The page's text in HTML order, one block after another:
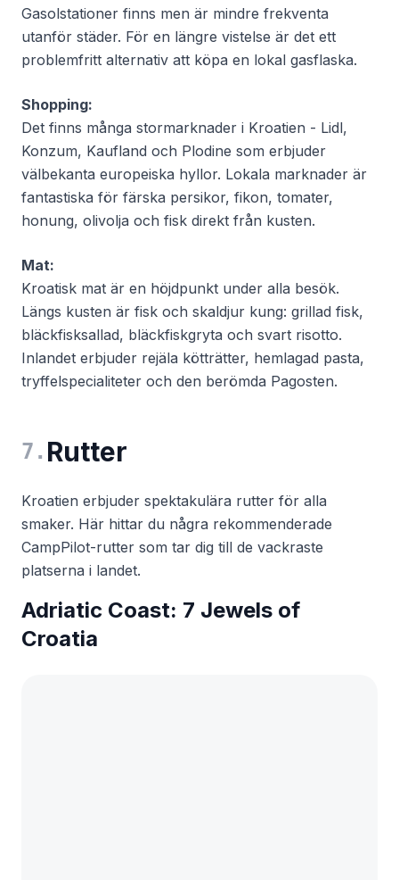
Gasolstationer finns men är mindre frekventa
utanför städer. För en längre vistelse är det ett
problemfritt alternativ att köpa en lokal gasflaska.
Shopping:
Det finns många stormarknader i Kroatien - Lidl,
Konzum, Kaufland och Plodine som erbjuder
välbekanta europeiska hyllor. Lokala marknader är
fantastiska för färska persikor, fikon, tomater,
honung, olivolja och fisk direkt från kusten.
Mat:
Kroatisk mat är en höjdpunkt under alla besök.
Längs kusten är fisk och skaldjur kung: grillad fisk,
bläckfisksallad, bläckfiskgryta och svart risotto.
Inlandet erbjuder rejäla kötträtter, hemlagad pasta,
tryffelspecialiteter och den berömda Pagosten.
7 . Rutter
Kroatien erbjuder spektakulära rutter för alla
smaker. Här hittar du några rekommenderade
CampPilot-rutter som tar dig till de vackraste
platserna i landet.
Adriatic Coast: 7 Jewels of
Croatia